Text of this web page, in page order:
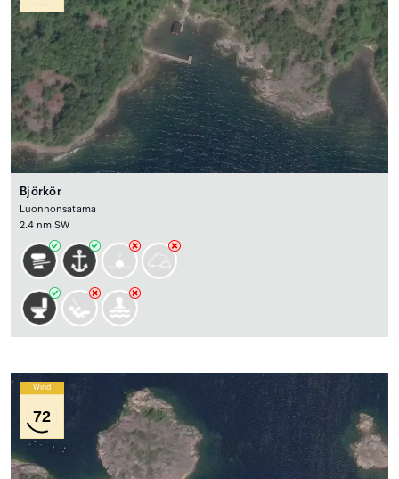
Björkör
Luonnonsatama
2.4 nm SW
Wind
72